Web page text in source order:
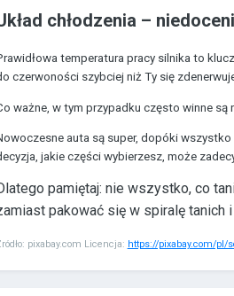
chłodzenia –
temperatura pracy silnika to
czerwoności szybciej niż Ty się
ważne, w tym przypadku często winne są
auta są super, dopóki
jakie części wybierzesz, może
pamiętaj: nie wszystko, co
pakować się w spiralę tanich
pixabay.com Licencja: https://pixabay.com/pl/